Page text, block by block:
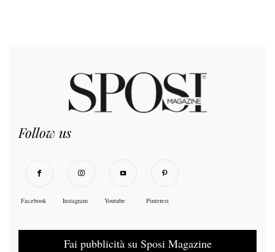
Follow us
Facebook Instagram Youtube Pinterest
Fai pubblicità su Sposi Magazine